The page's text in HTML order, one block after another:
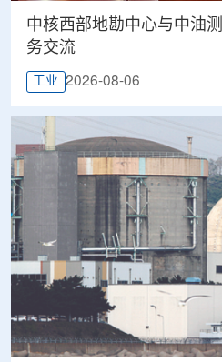
中核西部地勘中心与中油
务交流
工业 2026-08-06